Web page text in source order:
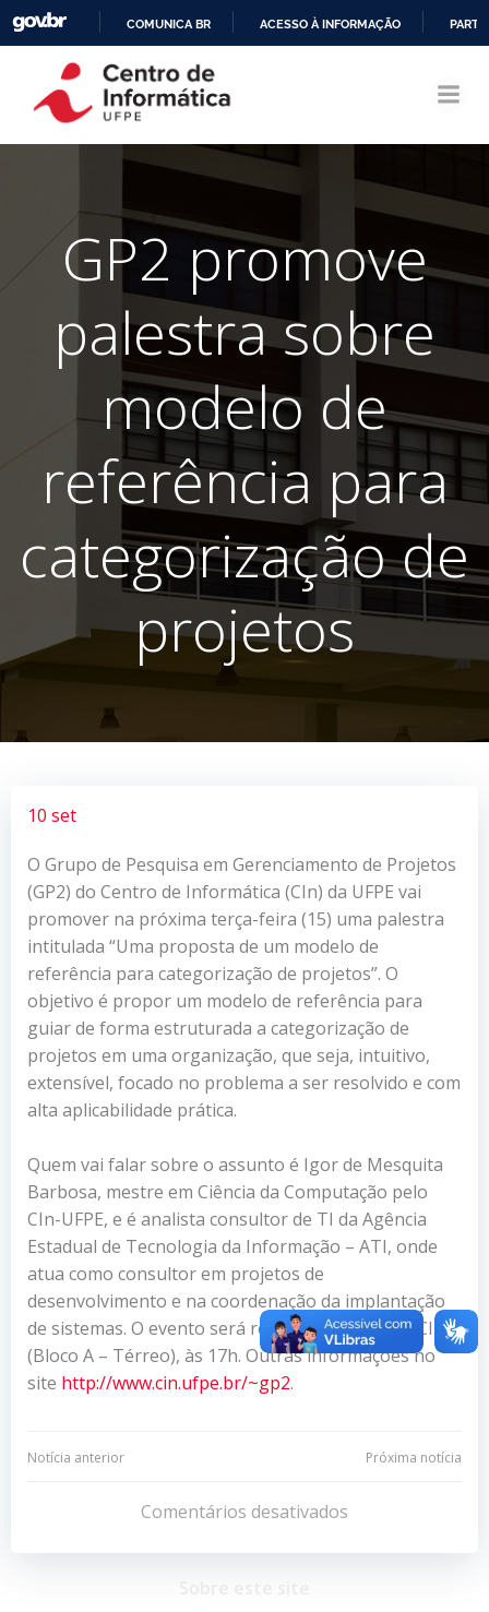
CONTEÚDO
COMUNICA BR ACESSO À INFORMAÇÃO
GP2 promove
palestra sobre
modelo de
referência para
categorização de
projetos
10 set
O Grupo de Pesquisa em Gerenciamento de Projetos
(GP2) do Centro de Informática (CIn) da UFPE vai
promover na próxima terça-feira (15) uma palestra
intitulada “Uma proposta de um modelo de
referência para categorização de projetos”. O
objetivo é propor um modelo de referência para
guiar de forma estruturada a categorização de
projetos em uma organização, que seja, intuitivo,
extensível, focado no problema a ser resolvido e com
alta aplicabilidade prática.
Quem vai falar sobre o assunto é Igor de Mesquita
Barbosa, mestre em Ciência da Computação pelo
CIn-UFPE, e é analista consultor de TI da Agência
Estadual de Tecnologia da Informação – ATI, onde
atua como consultor em projetos de
desenvolvimento e na coordenação da implantação
de sistemas. O evento será realizado Anfiteatro CIn
(Bloco A – Térreo), às 17h. Outras informações no
site http://www.cin.ufpe.br/~gp2.
Navegação
Post
Notícia anterior
Navegação
de
Post
Próxima notícia
Comentários desativados